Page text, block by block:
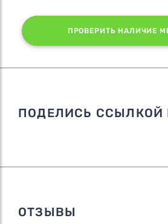
ПРОВЕРИТЬ НАЛИЧИЕ
ПОДЕЛИСЬ ССЫЛКОЙ
ОТЗЫВЫ